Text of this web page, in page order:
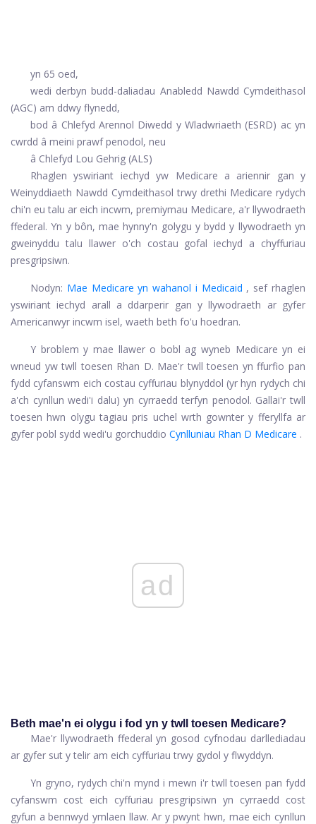
yn 65 oed,
wedi derbyn budd-daliadau Anabledd Nawdd Cymdeithasol
(AGC) am ddwy flynedd,
bod â Chlefyd Arennol Diwedd y Wladwriaeth (ESRD) ac yn
cwrdd â meini prawf penodol, neu
â Chlefyd Lou Gehrig (ALS)
Rhaglen yswiriant iechyd yw Medicare a ariennir gan y
Weinyddiaeth Nawdd Cymdeithasol trwy drethi Medicare rydych
chi'n eu talu ar eich incwm, premiymau Medicare, a'r llywodraeth
ffederal. Yn y bôn, mae hynny'n golygu y bydd y llywodraeth yn
gweinyddu talu llawer o'ch costau gofal iechyd a chyffuriau
presgripsiwn.
Nodyn: Mae Medicare yn wahanol i Medicaid , sef rhaglen
yswiriant iechyd arall a ddarperir gan y llywodraeth ar gyfer
Americanwyr incwm isel, waeth beth fo'u hoedran.
Y broblem y mae llawer o bobl ag wyneb Medicare yn ei
wneud yw twll toesen Rhan D. Mae'r twll toesen yn ffurfio pan
fydd cyfanswm eich costau cyffuriau blynyddol (yr hyn rydych chi
a'ch cynllun wedi'i dalu) yn cyrraedd terfyn penodol. Gallai'r twll
toesen hwn olygu tagiau pris uchel wrth gownter y fferyllfa ar
gyfer pobl sydd wedi'u gorchuddio Cynlluniau Rhan D Medicare .
ad
Beth mae'n ei olygu i fod yn y twll toesen Medicare?
Mae'r llywodraeth ffederal yn gosod cyfnodau darllediadau
ar gyfer sut y telir am eich cyffuriau trwy gydol y flwyddyn.
Yn gryno, rydych chi'n mynd i mewn i'r twll toesen pan fydd
cyfanswm cost eich cyffuriau presgripsiwn yn cyrraedd cost
gyfun a bennwyd ymlaen llaw. Ar y pwynt hwn, mae eich cynllun